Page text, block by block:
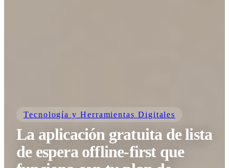
Tecnología y Herramientas Digitales
La aplicación gratuita de lista
de espera offline-first que